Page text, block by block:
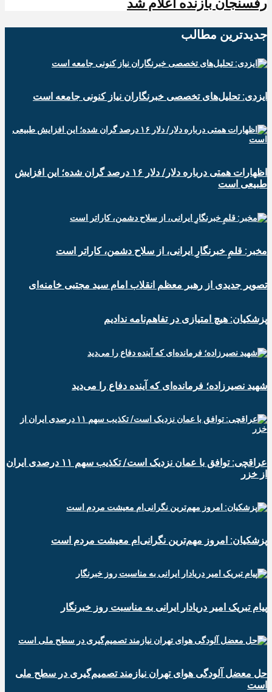
رفسنجان بازنده اعلام شد
جدیدترین‌ مطالب
ایزدی: تحلیل‌های تخصصی خبرنگاران نیاز کنونی جامعه است
اظهارات همتی درباره دلار/ دلار ۱۶ درصد گران شده؛ این افزایش
طبیعی است
مخبر: قلمِ خبرنگارِ ایرانی، از سلاح دشمن، کاراتر است
تصویر جدیدی از رهبر معظم انقلاب امام سید مجتبی خامنه‌ای
پزشکیان: هیچ امتیازی در تفاهم‌نامه ندادیم
شهید نصیرزاده؛ فرمانده‌ای که آینده دفاع را می‌دید
عراقچی: توافق با عمان نزدیک است/ تکذیب سهم ۱۱ درصدی ایران
از خزر
پزشکیان: امروز مهم‌ترین نگرانی‌ام معیشت مردم است
پیام تبریک امیر دریادار ایرانی به مناسبت روز خبرنگار
حل معضل آلودگی هوای تهران نیازمند تصمیم‌گیری در سطح ملی
است